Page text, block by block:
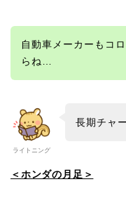
自動車メーカーもコ
らね…
ライトニング
長期チャ
＜ホンダの月足＞